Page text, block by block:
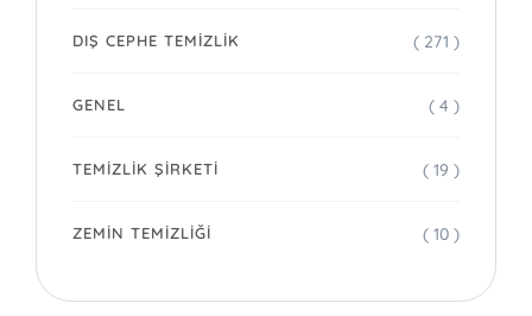
DIŞ CEPHE TEMIZLIK ( 271 )
GENEL ( 4 )
TEMIZLIK ŞIRKETI ( 19 )
ZEMIN TEMIZLIĞI ( 10 )